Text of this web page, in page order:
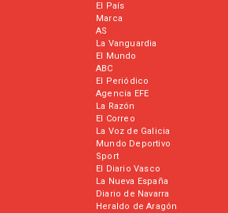
El País
Marca
AS
La Vanguardia
El Mundo
ABC
El Periódico
Agencia EFE
La Razón
El Correo
La Voz de Galicia
Mundo Deportivo
Sport
El Diario Vasco
La Nueva España
Diario de Navarra
Heraldo de Aragón